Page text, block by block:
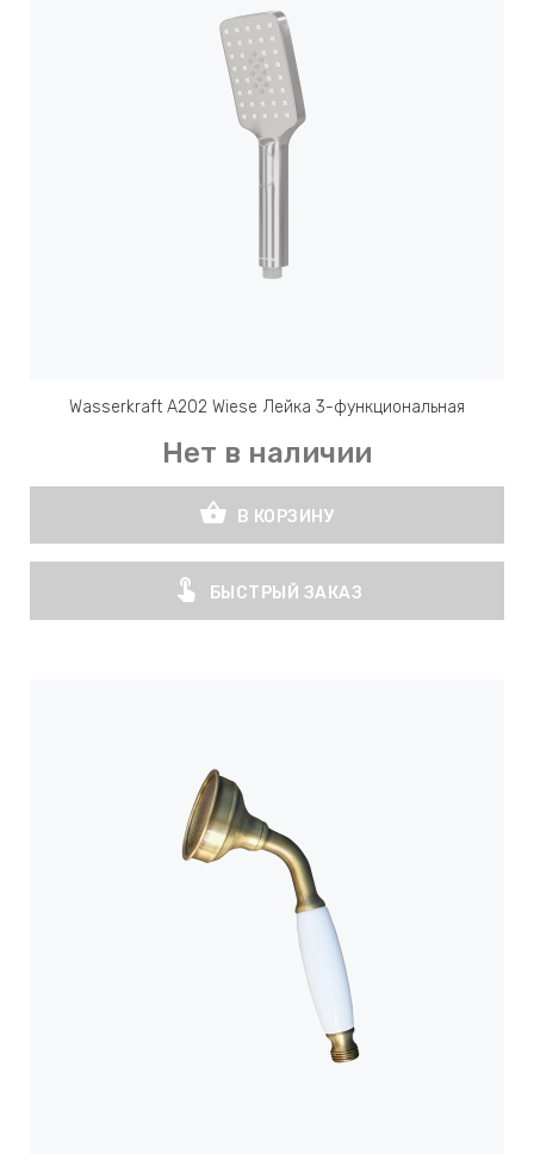
Wasserkraft A202 Wiese Лейка 3-функциональная
Нет в наличии
shopping_basket В КОРЗИНУ
touch_app БЫСТРЫЙ ЗАКАЗ